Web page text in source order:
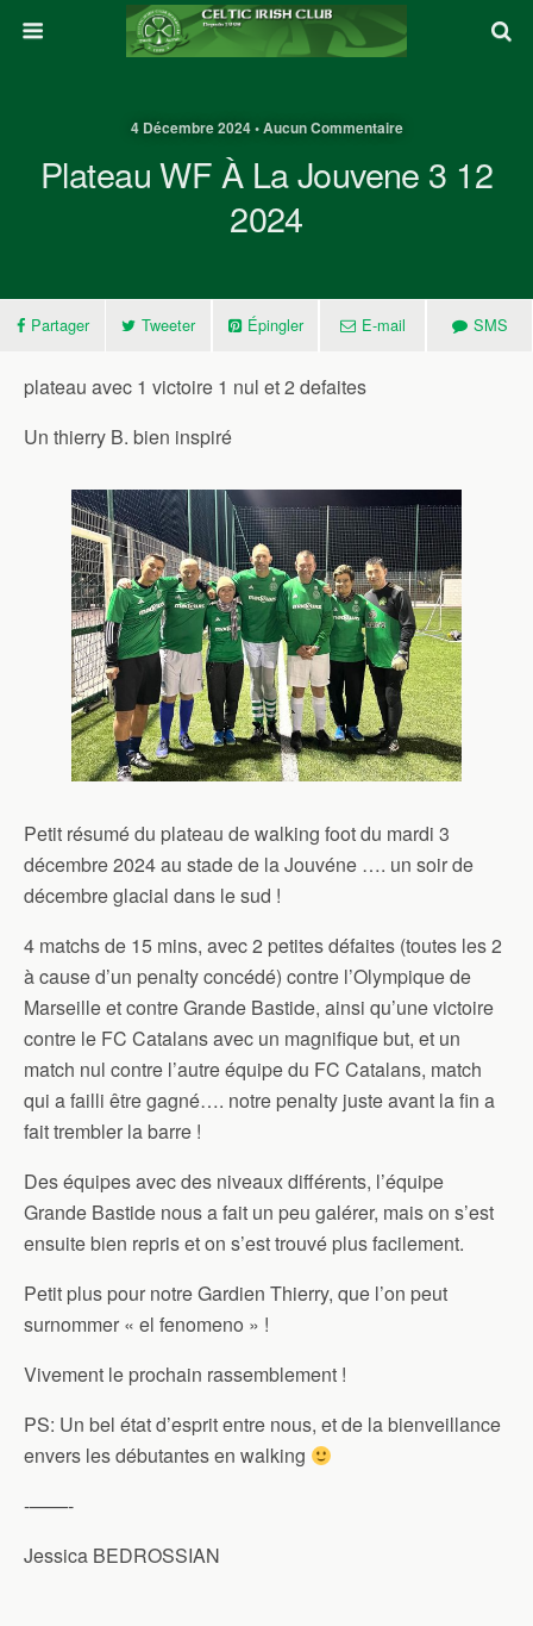
4 Décembre 2024 • Aucun Commentaire
Plateau WF À La Jouvene 3 12
2024
Partager Tweeter Épingler E-mail SMS
plateau avec 1 victoire 1 nul et 2 defaites
Un thierry B. bien inspiré
Petit résumé du plateau de walking foot du mardi 3
décembre 2024 au stade de la Jouvéne …. un soir de
décembre glacial dans le sud !
4 matchs de 15 mins, avec 2 petites défaites (toutes les 2
à cause d’un penalty concédé) contre l’Olympique de
Marseille et contre Grande Bastide, ainsi qu’une victoire
contre le FC Catalans avec un magnifique but, et un
match nul contre l’autre équipe du FC Catalans, match
qui a failli être gagné…. notre penalty juste avant la fin a
fait trembler la barre !
Des équipes avec des niveaux différents, l’équipe
Grande Bastide nous a fait un peu galérer, mais on s’est
ensuite bien repris et on s’est trouvé plus facilement.
Petit plus pour notre Gardien Thierry, que l’on peut
surnommer « el fenomeno » !
Vivement le prochain rassemblement !
PS: Un bel état d’esprit entre nous, et de la bienveillance
envers les débutantes en walking
-——-
Jessica BEDROSSIAN